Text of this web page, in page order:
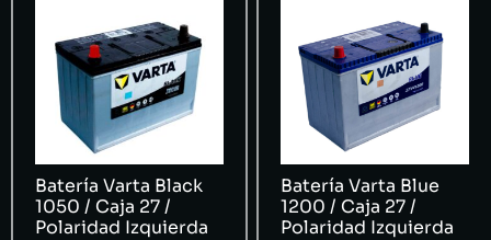
Batería Varta Black
1050 / Caja 27 /
Polaridad Izquierda
Batería Varta Blue
1200 / Caja 27 /
Polaridad Izquierda